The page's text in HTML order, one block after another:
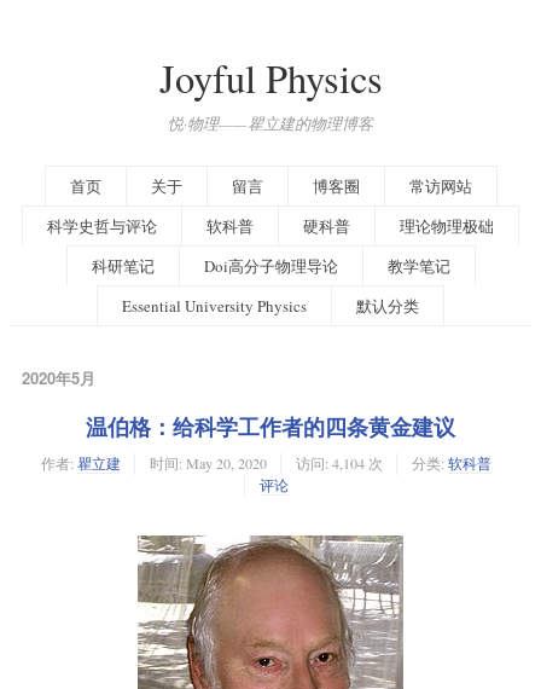
Joyful Physics
悦·物理——瞿立建的物理博客
首页 关于 留言 博客圈
常访网站
科学史哲与评论
软科普 硬科普
理论物理极础
科研笔记
Doi高分子物理导论
教学笔记
Essential University Physics
默认分类
2020年5月
温伯格：给科学工作者的四条黄金建议
作者: 瞿立建 时间: May 20, 2020 访问: 4,104 次 分类: 软科普
评论